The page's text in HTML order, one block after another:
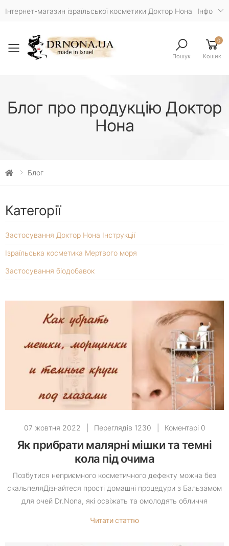
Інтернет-магазин ізраїльської косметики Доктор Нона Iнфо
Toggle mobile menu Пошук
0
Кошик
Блог про продукцію Доктор
Нона
Блог
Категорії
Застосування Доктор Нона Інструкції
Ізраїльська косметика Мертвого моря
Застосування біодобавок
07 жовтня 2022 Переглядів 1230 Коментарі 0
Як прибрати малярні мішки та темні
кола під очима
Позбутися неприємного косметичного дефекту можна без
скальпеляДізнайтеся прості домашні процедури з Бальзамом
для очей Dr.Nona, які освіжать та омолодять обличчя
Читати статтю